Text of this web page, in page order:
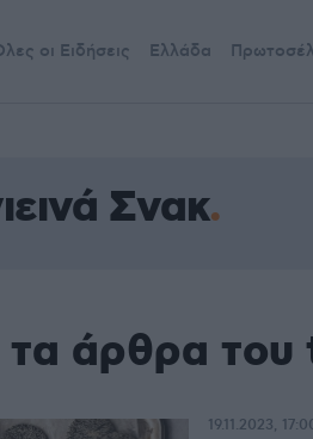
οι Ειδήσεις Ελλάδα
Σνακ
άρθρα του
19.11.2023,